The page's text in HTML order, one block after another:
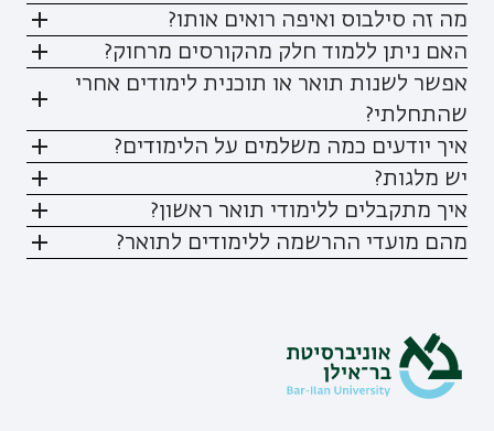
מה זה סילבוס ואיפה רואים אותו?
האם ניתן ללמוד חלק מהקורסים מרחוק?
אפשר לשנות תואר או תוכנית לימודים אחרי
שהתחלתי?
איך יודעים כמה משלמים על הלימודים?
יש מלגות?
איך מתקבלים ללימודי תואר ראשון?
מהם מועדי ההרשמה ללימודים לתואר?